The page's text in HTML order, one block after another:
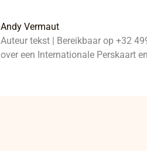
Andy Vermaut
Auteur tekst | Bereikbaar op +32
over een Internationale Perskaart